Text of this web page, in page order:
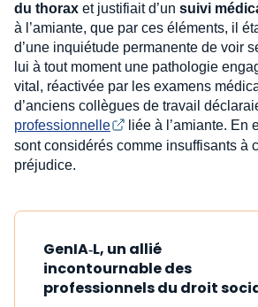
du thorax et justifiait d’un suivi
à l’amiante, que par ces éléments, il
d’une inquiétude permanente de voir
lui à tout moment une pathologie
vital, réactivée par les examens
d’anciens collègues de travail
professionnelle
liée à l’amiante. En
sont considérés comme insuffisants à
préjudice.
GenIA‑L, un allié
incontournable des
professionnels du droit